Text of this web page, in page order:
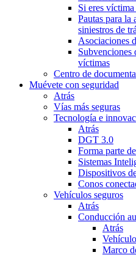
Si eres
Pautas para la
siniestros de
Asociaciones
Subvenciones
víctimas
Centro de
Muévete con seguridad
Atrás
Vías más seguras
Tecnología e
Atrás
DGT 3.0
Forma parte
Sistemas
Dispositivos
Conos
Vehículos seguros
Atrás
Conducción
Atrás
Marco